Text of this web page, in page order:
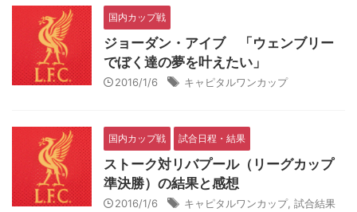
国内カップ戦
ジョーダン・アイブ 「ウェンブリー
でぼく達の夢を叶えたい」
2016/1/6 キャピタルワンカップ
国内カップ戦 試合日程・結果
ストーク対リバプール（リーグカップ
準決勝）の結果と感想
2016/1/6 キャピタルワンカップ, 試合結果